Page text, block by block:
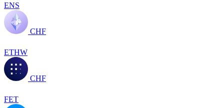
ENS
CHF
ETHW
CHF
FET